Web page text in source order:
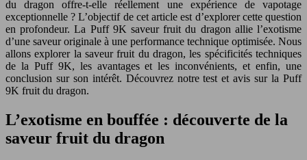
du dragon offre-t-elle réellement une expérience de vapotage
exceptionnelle ? L’objectif de cet article est d’explorer cette question
en profondeur. La Puff 9K saveur fruit du dragon allie l’exotisme
d’une saveur originale à une performance technique optimisée. Nous
allons explorer la saveur fruit du dragon, les spécificités techniques
de la Puff 9K, les avantages et les inconvénients, et enfin, une
conclusion sur son intérêt. Découvrez notre test et avis sur la Puff
9K fruit du dragon.
L’exotisme en bouffée : découverte de la
saveur fruit du dragon